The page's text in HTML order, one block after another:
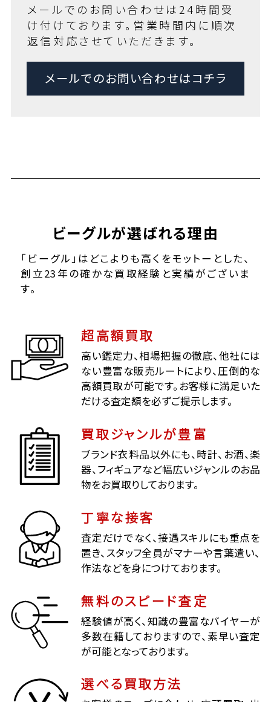
メールでのお問い合わせは24時間受
け付けております。営業時間内に順次
返信対応させていただきます。
メールでのお問い合わせはコチラ
ビーグルが選ばれる理由
「ビーグル」はどこよりも高くをモットーとした、
創立23年の確かな買取経験と実績がございま
す。
超高額買取
高い鑑定力、相場把握の徹底、他社には
ない豊富な販売ルートにより、圧倒的な
高額買取が可能です。お客様に満足いた
だける査定額を必ずご提示します。
買取ジャンルが豊富
ブランド衣料品以外にも、時計、お酒、楽
器、フィギュアなど幅広いジャンルのお品
物をお買取りしております。
丁寧な接客
査定だけでなく、接遇スキルにも重点を
置き、スタッフ全員がマナーや言葉遣い、
作法などを身につけております。
無料のスピード査定
経験値が高く、知識の豊富なバイヤーが
多数在籍しておりますので、素早い査定
が可能となっております。
選べる買取方法